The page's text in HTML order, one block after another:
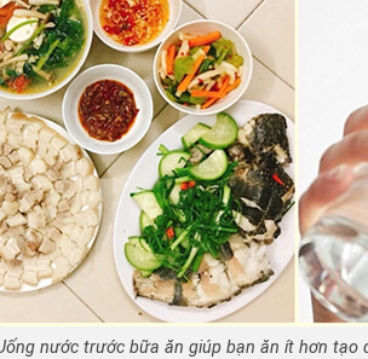
nước trước bữa ăn giúp bạn ăn ít hơn tạo